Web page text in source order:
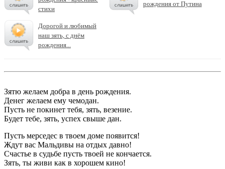
стихи
рождения от Путина
Дорогой и любимый
наш зять, с днём
рождения...
Зятю желаем добра в день рождения.
Денег желаем ему чемодан.
Пусть не покинет тебя, зять, везение.
Будет тебе, зять, успех свыше дан.
Пусть мерседес в твоем доме появится!
Ждут вас Мальдивы на отдых давно!
Счастье в судьбе пусть твоей не кончается.
Зять, ты живи как в хорошем кино!